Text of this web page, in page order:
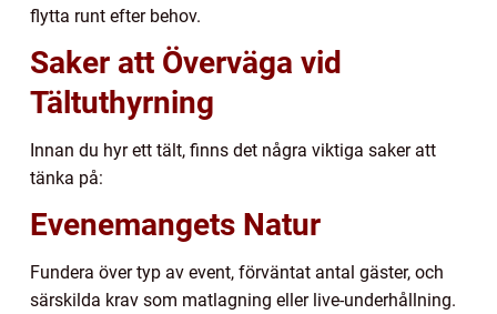
flytta runt efter behov.
Saker att Överväga vid
Tältuthyrning
Innan du hyr ett tält, finns det några viktiga saker att
tänka på:
Evenemangets Natur
Fundera över typ av event, förväntat antal gäster, och
särskilda krav som matlagning eller live-underhållning.